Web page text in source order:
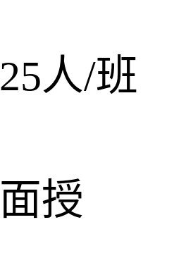
25人/班
面授